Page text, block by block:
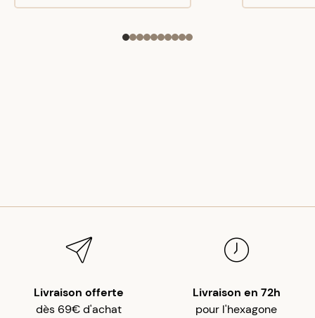
Livraison offerte
dès 69€ d'achat
Livraison en 72h
pour l'hexagone